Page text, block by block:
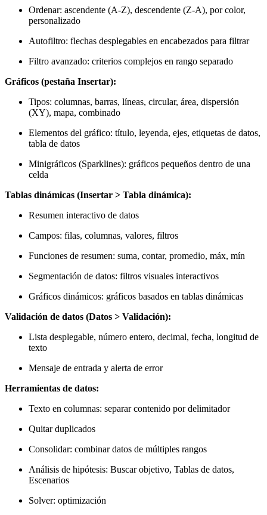
Ordenar: ascendente (A-Z), descendente (Z-A), por color,
personalizado
Autofiltro: flechas desplegables en encabezados para filtrar
Filtro avanzado: criterios complejos en rango separado
Gráficos (pestaña Insertar):
Tipos: columnas, barras, líneas, circular, área, dispersión
(XY), mapa, combinado
Elementos del gráfico: título, leyenda, ejes, etiquetas de datos,
tabla de datos
Minigráficos (Sparklines): gráficos pequeños dentro de una
celda
Tablas dinámicas (Insertar > Tabla dinámica):
Resumen interactivo de datos
Campos: filas, columnas, valores, filtros
Funciones de resumen: suma, contar, promedio, máx, mín
Segmentación de datos: filtros visuales interactivos
Gráficos dinámicos: gráficos basados en tablas dinámicas
Validación de datos (Datos > Validación):
Lista desplegable, número entero, decimal, fecha, longitud de
texto
Mensaje de entrada y alerta de error
Herramientas de datos:
Texto en columnas: separar contenido por delimitador
Quitar duplicados
Consolidar: combinar datos de múltiples rangos
Análisis de hipótesis: Buscar objetivo, Tablas de datos,
Escenarios
Solver: optimización